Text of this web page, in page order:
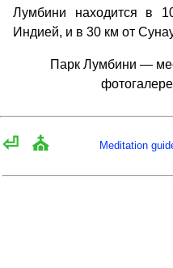
Лумбини находится в
Индией, и в 30 км от
Парк Лумбини —
⏎ ⛪ Meditation